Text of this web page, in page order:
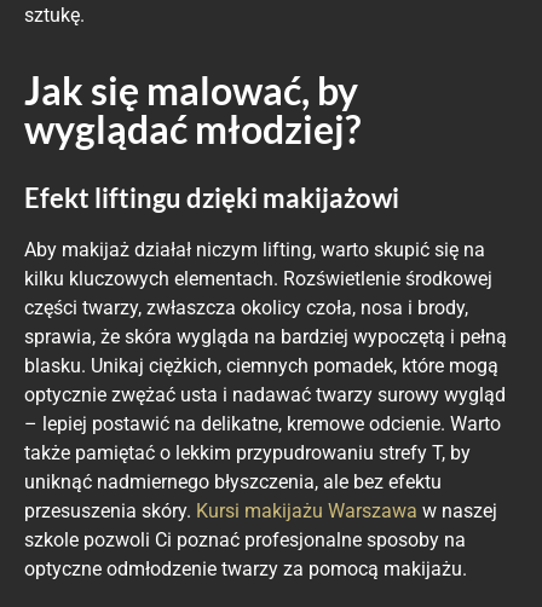
sztukę.
Jak się malować, by
wyglądać młodziej?
Efekt liftingu dzięki makijażowi
Aby makijaż działał niczym lifting, warto skupić się na
kilku kluczowych elementach. Rozświetlenie środkowej
części twarzy, zwłaszcza okolicy czoła, nosa i brody,
sprawia, że skóra wygląda na bardziej wypoczętą i pełną
blasku. Unikaj ciężkich, ciemnych pomadek, które mogą
optycznie zwężać usta i nadawać twarzy surowy wygląd
– lepiej postawić na delikatne, kremowe odcienie. Warto
także pamiętać o lekkim przypudrowaniu strefy T, by
uniknąć nadmiernego błyszczenia, ale bez efektu
przesuszenia skóry. Kursi makijażu Warszawa w naszej
szkole pozwoli Ci poznać profesjonalne sposoby na
optyczne odmłodzenie twarzy za pomocą makijażu.